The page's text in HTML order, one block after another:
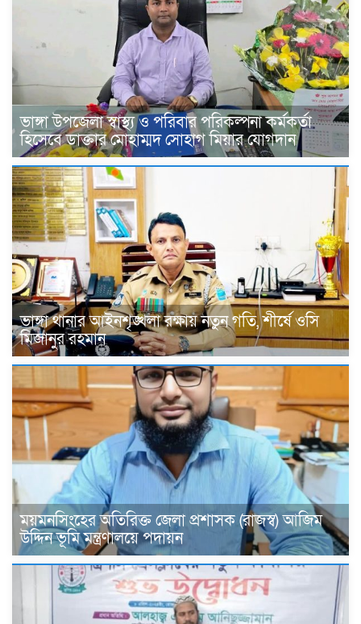
ভাঙ্গা উপজেলা স্বাস্থ্য ও পরিবার পরিকল্পনা কর্মকর্তা
হিসেবে ডাক্তার মোহাম্মদ সোহাগ মিয়ার যোগদান
ভাঙ্গা থানার আইনশৃঙ্খলা রক্ষায় নতুন গতি, শীর্ষে ওসি
মিজানুর রহমান
ময়মনসিংহের অতিরিক্ত জেলা প্রশাসক (রাজস্ব) আজিম
উদ্দিন ভূমি মন্ত্রণালয়ে পদায়ন